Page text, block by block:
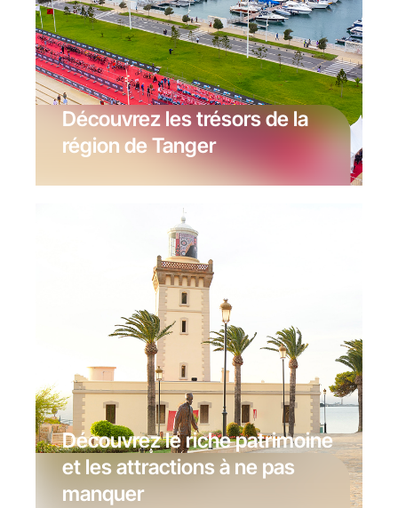
Découvrez les trésors de la
région de Tanger
Découvrez le riche patrimoine
et les attractions à ne pas
manquer